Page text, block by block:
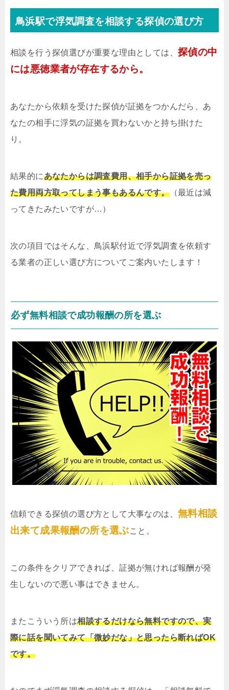
鳥浜駅で浮気調査を相談する探偵の選び方
相談を行う探偵選びが重要な理由としては、 探偵の中
には悪徳業者が存在するから。
あなたから依頼を受けた探偵が証拠をつかんだら、あ
なたの相手に浮気の証拠を買わないかと持ち掛けた
り。
結果的にあなたからは調査費用、相手から証拠を売っ
た費用両方取ってしまう事もあるんです。（最近は減
ってきたみたいですが…）
次の項目ではそんな、鳥浜駅付近で浮気調査を依頼す
る業者の正しい選び方についてご案内いたします！
必ず無料相談で成功報酬の所を選ぶ
信頼できる探偵の選び方として大事なのは、 無料相談
出来て成果報酬の所を選ぶこと。
この条件をクリアできれば、証拠が無ければ報酬が発
生しないので悪い事はできません。
またこういう所は相談するだけなら無料ですので、実
際に話を聞いてみて「微妙だな」と思ったら断ればOK
です。